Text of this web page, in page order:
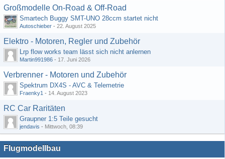
Großmodelle On-Road & Off-Road
Smartech Buggy SMT-UNO 28ccm startet nicht
Autoschieber - 22. August 2025
Elektro - Motoren, Regler und Zubehör
Lrp flow works team lässt sich nicht anlernen
Martin991986 - 17. Juni 2026
Verbrenner - Motoren und Zubehör
Spektrum DX4S - AVC & Telemetrie
Fraenky1 - 14. August 2023
RC Car Raritäten
Graupner 1:5 Teile gesucht
jendavis - Mittwoch, 08:39
Flugmodellbau